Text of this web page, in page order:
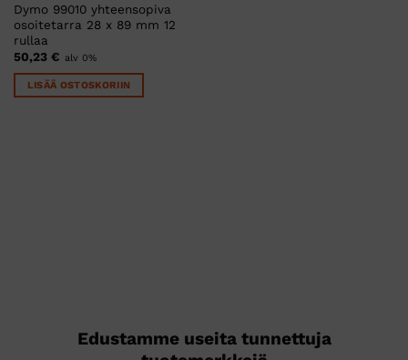
Dymo 99010 yhteensopiva
osoitetarra 28 x 89 mm 12
rullaa
50,23 € alv 0%
LISÄÄ OSTOSKORIIN
Edustamme useita tunnettuja